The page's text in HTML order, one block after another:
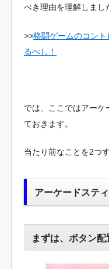
ス
ッ
プ
べき理由を理解しまし
>>格闘ゲームのコン
るべし！
では、ここではアー
ておきます。
当たり前なことを2つ
アーケードステ
まずは、ボタン